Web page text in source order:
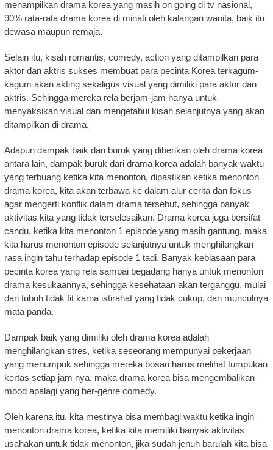
menampilkan drama korea yang masih on going di tv nasional,
90% rata-rata drama korea di minati oleh kalangan wanita, baik itu
dewasa maupun remaja.
Selain itu, kisah romantis, comedy, action yang ditampilkan para
aktor dan aktris sukses membuat para pecinta Korea terkagum-
kagum akan akting sekaligus visual yang dimiliki para aktor dan
aktris. Sehingga mereka rela berjam-jam hanya untuk
menyaksikan visual dan mengetahui kisah selanjutnya yang akan
ditampilkan di drama.
Adapun dampak baik dan buruk yang diberikan oleh drama korea
antara lain, dampak buruk dari drama korea adalah banyak waktu
yang terbuang ketika kita menonton, dipastikan ketika menonton
drama korea, kita akan terbawa ke dalam alur cerita dan fokus
agar mengerti konflik dalam drama tersebut, sehingga banyak
aktivitas kita yang tidak terselesaikan. Drama korea juga bersifat
candu, ketika kita menonton 1 episode yang masih gantung, maka
kita harus menonton episode selanjutnya untuk menghilangkan
rasa ingin tahu terhadap episode 1 tadi. Banyak kebiasaan para
pecinta korea yang rela sampai begadang hanya untuk menonton
drama kesukaannya, sehingga kesehataan akan terganggu, mulai
dari tubuh tidak fit karna istirahat yang tidak cukup, dan munculnya
mata panda.
Dampak baik yang dimiliki oleh drama korea adalah
menghilangkan stres, ketika seseorang mempunyai pekerjaan
yang menumpuk sehingga mereka bosan harus melihat tumpukan
kertas setiap jam nya, maka drama korea bisa mengembalikan
mood apalagi yang ber-genre comedy.
Oleh karena itu, kita mestinya bisa membagi waktu ketika ingin
menonton drama korea, ketika kita memiliki banyak aktivitas
usahakan untuk tidak menonton, jika sudah jenuh barulah kita bisa